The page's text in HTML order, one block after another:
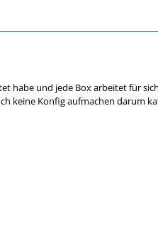
habe und jede Box arbeitet für
keine Konfig aufmachen darum